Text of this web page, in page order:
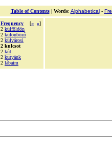
Table of Contents| Words: Alphabetical-
Frequency [« »]
2 külföldön
2 különbözõ
2 külvárosi
2 kulcsot
2 kút
2 kutyánk
2 lábaim